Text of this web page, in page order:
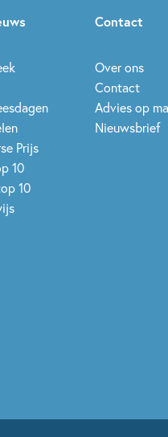
Prijs
10
10
Contact
Over ons
Contact
Advies op
Nieuwsbrief